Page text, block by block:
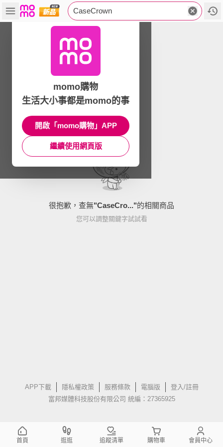
CaseCrown
很抱歉，查無"CaseCro..."的相關商品
您可以調整關鍵字試試看
APP下載 隱私權政策 服務條款 電腦版
登入/註冊
富邦媒體科技股份有限公司 統編：27365925
momo購物
生活大小事都是momo的事
開啟「momo購物」APP
繼續使用網頁版
首頁 逛逛 追蹤清單 購物車 會員中心